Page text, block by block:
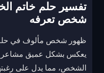
تفسير حلم خاتم
شخص تعرفه
ظهور شخص مألوف في حلم
يعكس بشكل عميق مشاعر
الشخص، مما يدل على